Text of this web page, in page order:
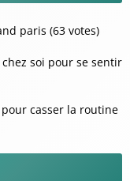
paris (63 votes)
soi pour se sentir
casser la routine